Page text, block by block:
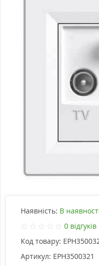
Наявність: В
0 відгуків
Код товару:
Артикул: EPH3500321